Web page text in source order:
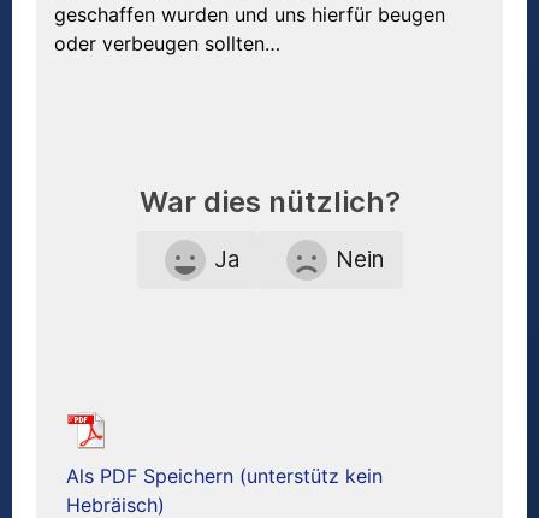
geschaffen wurden und uns hierfür beugen
oder verbeugen sollten…
War dies nützlich?
Ja Nein
Als PDF Speichern (unterstütz kein
Hebräisch)